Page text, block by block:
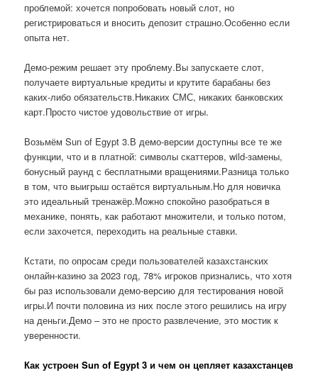
проблемой: хочется попробовать новый слот, но
регистрироваться и вносить депозит страшно.Особенно если
опыта нет.
Демо-режим решает эту проблему.Вы запускаете слот,
получаете виртуальные кредиты и крутите барабаны без
каких-либо обязательств.Никаких СМС, никаких банковских
карт.Просто чистое удовольствие от игры.
Возьмём Sun of Egypt 3.В демо-версии доступны все те же
функции, что и в платной: символы скаттеров, wild-замены,
бонусный раунд с бесплатными вращениями.Разница только
в том, что выигрыш остаётся виртуальным.Но для новичка
это идеальный тренажёр.Можно спокойно разобраться в
механике, понять, как работают множители, и только потом,
если захочется, переходить на реальные ставки.
Кстати, по опросам среди пользователей казахстанских
онлайн-казино за 2023 год, 78% игроков признались, что хотя
бы раз использовали демо-версию для тестирования новой
игры.И почти половина из них после этого решились на игру
на деньги.Демо – это не просто развлечение, это мостик к
уверенности.
Как устроен Sun of Egypt 3 и чем он цепляет казахстанцев